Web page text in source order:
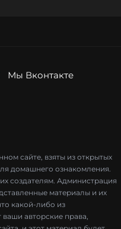
Мы Вконтакте
сайте, взяты из открытых
домашнего ознакомления.
создателям. Администрация
материалы и их
какой-либо из
авторские права,